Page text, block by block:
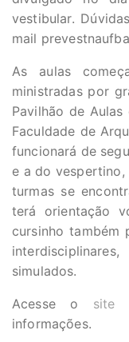
vestibular.
mail
As aulas
ministradas por
Pavilhão de
Faculdade de
funcionará de
e a do vespertino,
turmas se
terá orientação
cursinho também
simulados.
Acesse o site
informações.